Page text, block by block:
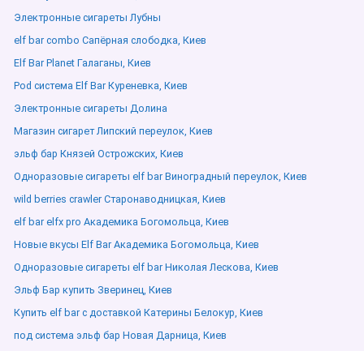
Электронные сигареты Лубны
elf bar combo Сапёрная слободка, Киев
Elf Bar Planet Галаганы, Киев
Pod система Elf Bar Куреневка, Киев
Электронные сигареты Долина
Магазин сигарет Липский переулок, Киев
эльф бар Князей Острожских, Киев
Одноразовые сигареты elf bar Виноградный переулок, Киев
wild berries crawler Старонаводницкая, Киев
elf bar elfx pro Академика Богомольца, Киев
Новые вкусы Elf Bar Академика Богомольца, Киев
Одноразовые сигареты elf bar Николая Лескова, Киев
Эльф Бар купить Зверинец, Киев
Купить elf bar с доставкой Катерины Белокур, Киев
под система эльф бар Новая Дарница, Киев